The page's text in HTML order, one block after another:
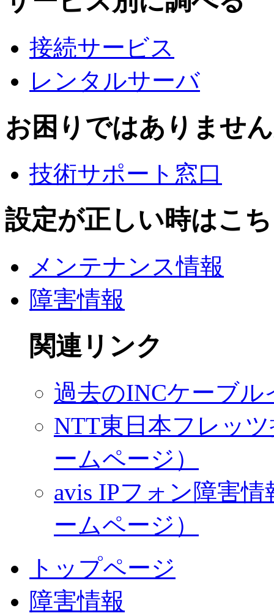
接続サービス
レンタルサーバ
お困りではありませ
技術サポート窓口
設定が正しい時はこ
メンテナンス情報
障害情報
関連リンク
過去のINCケーブ
NTT東日本フレッ
ームページ）
avis IPフォン障害
ームページ）
トップページ
障害情報